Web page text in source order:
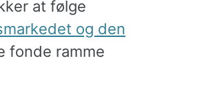
at følge
og den
fonde ramme